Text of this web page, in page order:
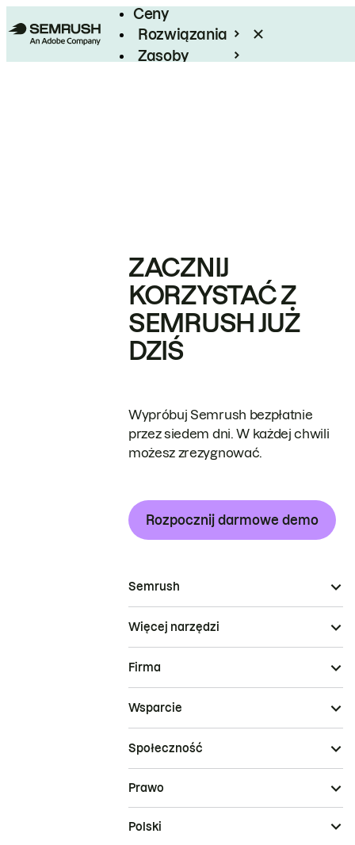
Ceny
Rozwiązania
Zasoby
ZACZNIJ
KORZYSTAĆ Z
SEMRUSH JUŻ
DZIŚ
Wypróbuj Semrush bezpłatnie
przez siedem dni. W każdej chwili
możesz zrezygnować.
Rozpocznij darmowe demo
Semrush
Więcej narzędzi
Firma
Wsparcie
Społeczność
Prawo
Polski